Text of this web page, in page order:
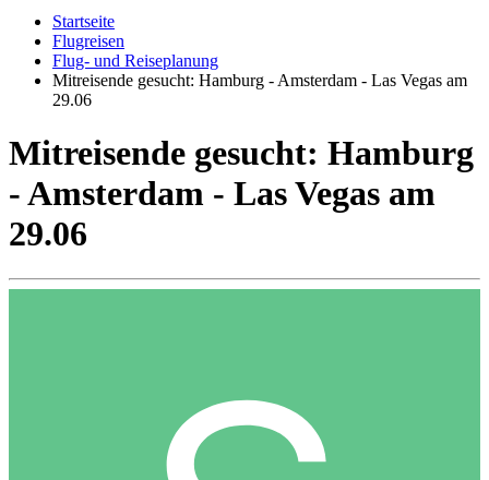
Startseite
Flugreisen
Flug- und Reiseplanung
Mitreisende gesucht: Hamburg - Amsterdam - Las Vegas am
29.06
Mitreisende gesucht: Hamburg
- Amsterdam - Las Vegas am
29.06